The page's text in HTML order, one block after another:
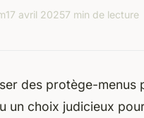
17 avril 20257 min de lecture
des protège-menus
un choix judicieux